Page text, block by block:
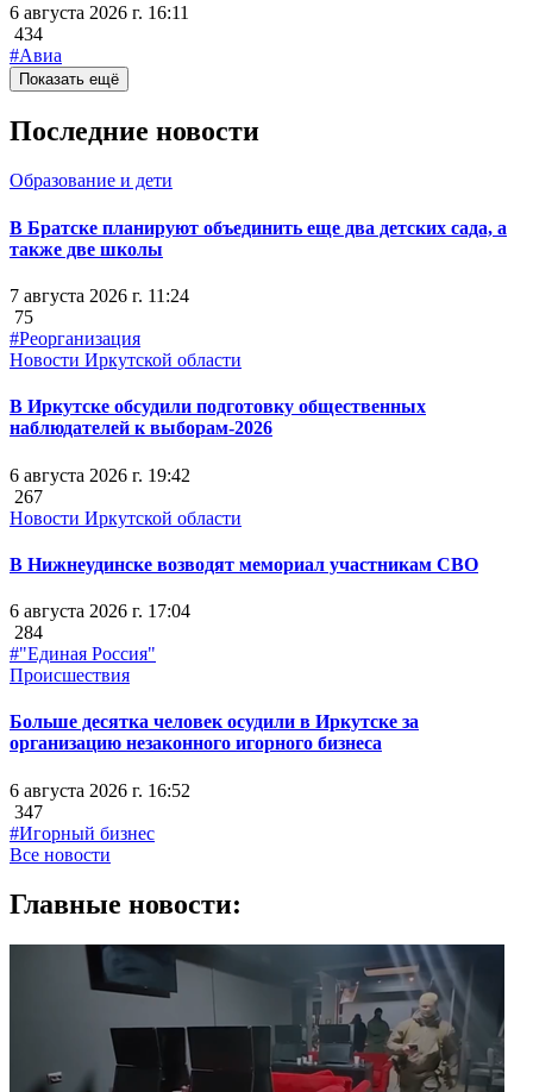
6 августа 2026 г. 16:11
434
#Авиа
Показать ещё
Последние новости
Образование и дети
В Братске планируют объединить еще два детских сада, а
также две школы
7 августа 2026 г. 11:24
75
#Реорганизация
Новости Иркутской области
В Иркутске обсудили подготовку общественных
наблюдателей к выборам-2026
6 августа 2026 г. 19:42
267
Новости Иркутской области
В Нижнеудинске возводят мемориал участникам СВО
6 августа 2026 г. 17:04
284
#"Единая Россия"
Происшествия
Больше десятка человек осудили в Иркутске за
организацию незаконного игорного бизнеса
6 августа 2026 г. 16:52
347
#Игорный бизнес
Все новости
Главные новости: